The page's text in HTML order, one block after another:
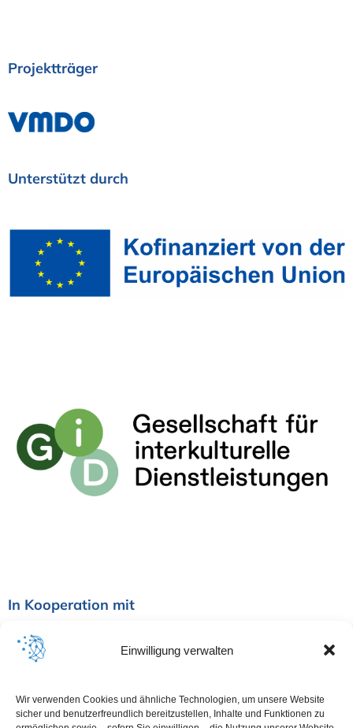
Einwilligung verwalten
Wir verwenden Cookies und ähnliche Technologien, um unsere Website
sicher und benutzerfreundlich bereitzustellen, Inhalte und Funktionen zu
Projektträger
Unterstützt durch
In Kooperation mit